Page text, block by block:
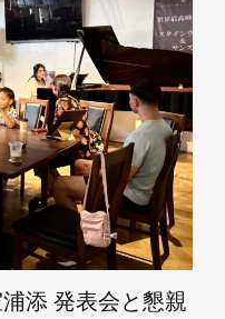
添 発表会と懇親